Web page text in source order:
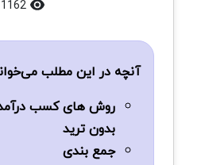
آنچه در این مطلب
روش های کسب درآمد
بدون ترید
جمع بندی